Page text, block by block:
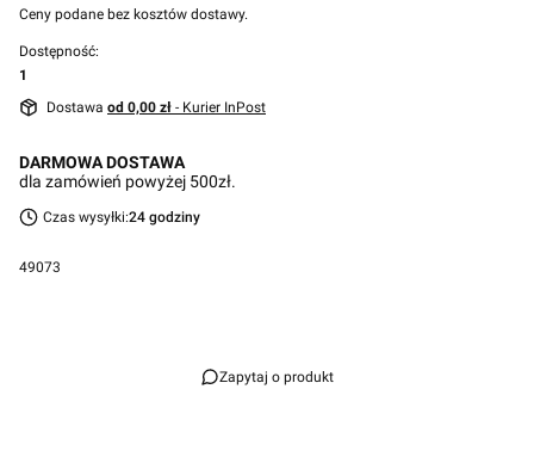
Ceny podane bez kosztów dostawy.
Dostępność:
1
Dostawa od 0,00 zł - Kurier InPost
DARMOWA DOSTAWA
dla zamówień powyżej 500zł.
Czas wysyłki:24 godziny
49073
Zapytaj o produkt